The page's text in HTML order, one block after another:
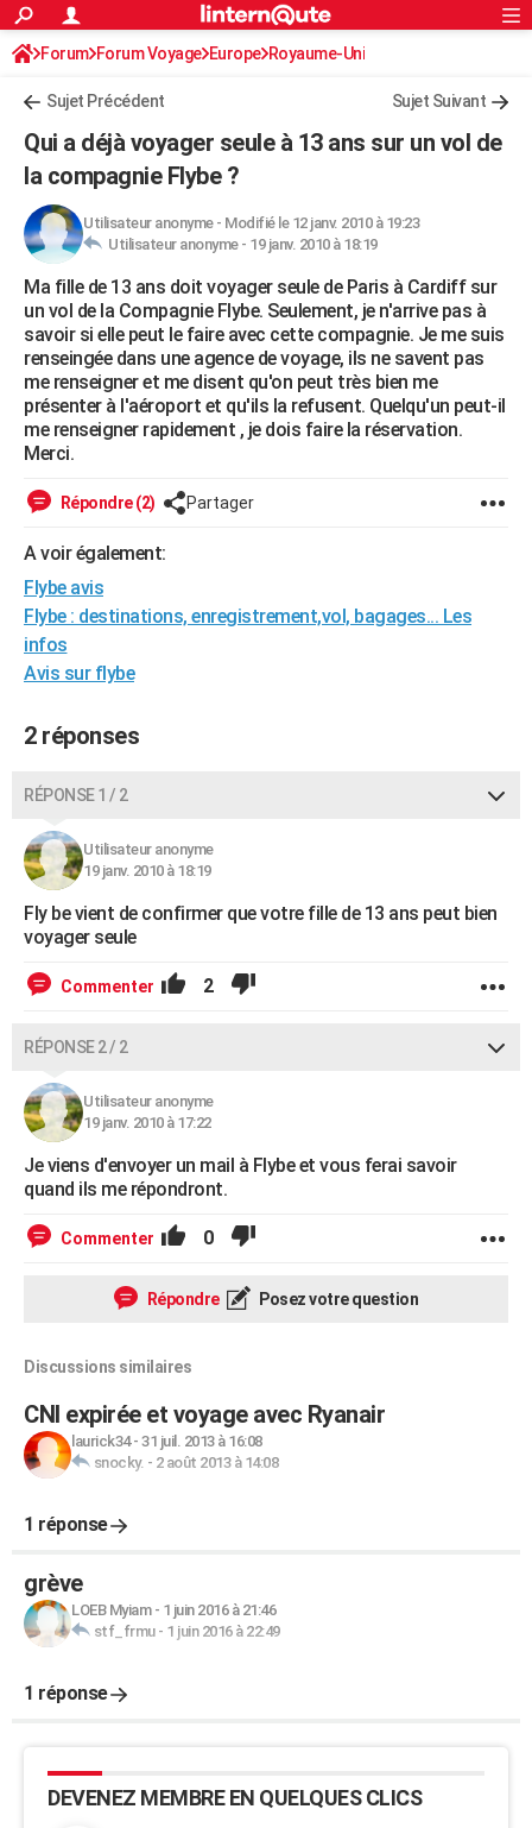
ACTUALITÉS
Politique
Société
Faits Divers
Education
Monde
Villes
+
Programme TV
TNTStreaming
Cinéma
Sorties cinéma
Musique
+FINANCE
Retraite
Impôts
Epargne
Immobilier
Risques naturels par ville
Banque
Assurance
Crédit
AUTO
Essais
Réserver un essai
Citadines
Berlines
SUV
Forum auto
HIGH-TECH
Mobiles
Meilleur smartphone
Internet
Ordinateurs
Jeux vidéo
Guide high-tech
+BRICOLAGE
Forum
Aménagement intérieur
Extérieur
Cuisine
Salle de bains
Jardinage
Rangement
WEEK-END
Guides de France
Escapades
Patrimoine
Expositions
Musées
Week-end nature
LIFESTYLE
Art de vivre
Bien-être
Loisirs
Mode
Modes de vie
SANTE
Alimentation
Guide de la santé
Maladies
Médicaments
Sommeil
VOYAGE
Destinations
City break
Voyage nature
Voyage de noces
Forum
Climat
+PHOTO
GUIDES D'ACHAT
BONS PLANS
Carte de Noël
Carte Bonne année
Carte Saint-Valentin
Carte Pâques
Carte d'anniversaire
DICTIONNAIRE
Dictionnaire
Biographies
Citations
Expressions
Proverbes
PROGRAMME TV
COPAINS D'AVANT
S'inscrire
Se connecter
Lycées
Collèges
Primaires
Universités
Entreprises
Service militaire
Avis de recherche
FORUM
Bricolage
Lifestyle
Culture
Sport
Auto
Television
Voyage
Cinema
S'inscrire
Connexion
Forum Forum Voyage Europe Royaume-Uni
Sujet Précédent Sujet Suivant
Qui a déjà voyager seule à 13 ans sur un vol de
la compagnie Flybe ?
Utilisateur anonyme- Modifié le 12 janv. 2010 à 19:23
Utilisateur anonyme - 19 janv. 2010 à 18:19
Ma fille de 13 ans doit voyager seule de Paris à Cardiff sur
un vol de la Compagnie Flybe. Seulement, je n'arrive pas à
savoir si elle peut le faire avec cette compagnie. Je me suis
renseingée dans une agence de voyage, ils ne savent pas
me renseigner et me disent qu'on peut très bien me
présenter à l'aéroport et qu'ils la refusent. Quelqu'un peut-il
me renseigner rapidement , je dois faire la réservation.
Merci.
Répondre (2) Partager
A voir également:
Flybe avis
Flybe : destinations, enregistrement,vol, bagages... Les
infos
Avis sur flybe
2 réponses
RÉPONSE 1 / 2
Utilisateur anonyme
19 janv. 2010 à 18:19
Fly be vient de confirmer que votre fille de 13 ans peut bien
voyager seule
Commenter 2
RÉPONSE 2 / 2
Utilisateur anonyme
19 janv. 2010 à 17:22
Je viens d'envoyer un mail à Flybe et vous ferai savoir
quand ils me répondront.
Commenter 0
Répondre Posez votre question
Discussions similaires
CNI expirée et voyage avec Ryanair
laurick34- 31 juil. 2013 à 16:08
snocky. - 2 août 2013 à 14:08
1 réponse
grève
LOEB Myiam- 1 juin 2016 à 21:46
stf_frmu- 1 juin 2016 à 22:49
1 réponse
DEVENEZ MEMBRE EN QUELQUES CLICS